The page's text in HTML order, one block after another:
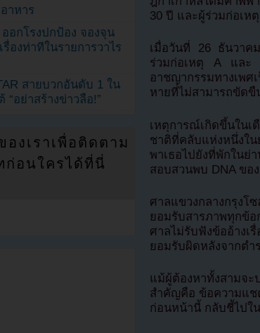
30 ปี และผู้ร่วมก่อเห
เมื่อวันที่ 26 ธันวาค
ร่วมก่อเหตุ A และ
อาชญากรรมทางเพศ
หายที่ไม่สามารถขัดขื
เหตุการณ์เกิดขึ้นใน
ชาติที่คลับแห่งหนึ่งใ
พาเธอไปยังที่พักในย่
สอบสวนพบ DNA ขอ
ศาลแขวงกลางกรุง
ยอมรับสารภาพทุกข้
ศาลไม่รับฟังข้ออ้างเ
ยอมรับผิดหลังจากตำ
แม้ผู้ต้องหาทั้งสามจ
สำคัญคือ ข้อความแช
ก่อนหน้านี้ กลับชี้ไปใ
าหาร
อกโรงปกป้อง จองจุน
องท่าทีในรายการวาไร
สายบวกอันดับ 1 ใน
“อย่าสร้างข่าวลือ!”
งเราเพื่อติดตาม
ก่อนใครได้ที่นี่